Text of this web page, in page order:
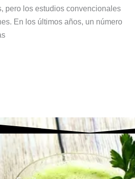
pero los estudios convencionales
En los últimos años, un número